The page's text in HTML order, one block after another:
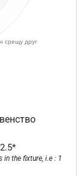
the fixture, i.e : 1